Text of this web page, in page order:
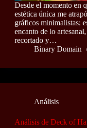
Desde el momento en
estética única me
gráficos minimalistas;
encanto de lo
recortado y…
Binary Domain
Análisis
Análisis de Deck of